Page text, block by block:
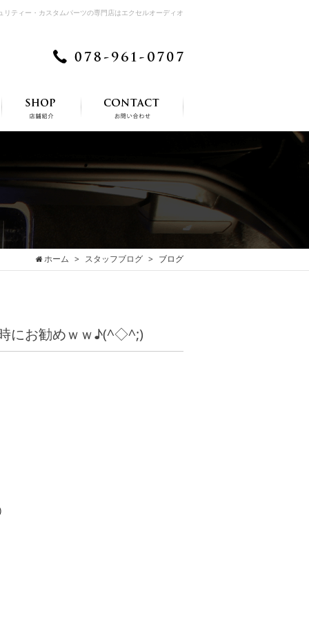
ティー・カスタムパーツの専門店はエクセルオーディオ
ホーム スタッフブログ ブログ
にお勧めｗｗ♪(^◇^;)